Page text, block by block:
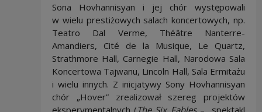
Sona Hovhannisyan i jej chór występowali
w wielu prestiżowych salach koncertowych, np.
Teatro Dal Verme, Théâtre Nanterre-
Amandiers, Cité de la Musique, Le Quartz,
Strathmore Hall, Carnegie Hall, Narodowa Sala
Koncertowa Tajwanu, Lincoln Hall, Sala Ermitażu
i wielu innych. Z inicjatywy Sony Hovhannisyan
chór „Hover” zrealizował szereg projektów
eksperymentalnych ( The Six Fables– spektakl